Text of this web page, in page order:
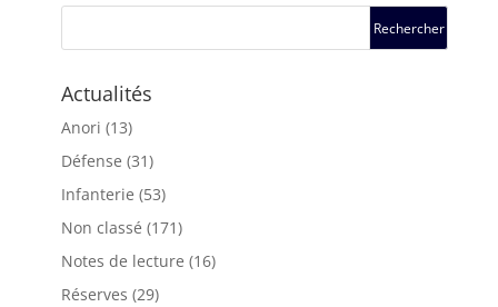
Actualités
Anori (13)
Défense (31)
Infanterie (53)
Non classé (171)
Notes de lecture (16)
Réserves (29)